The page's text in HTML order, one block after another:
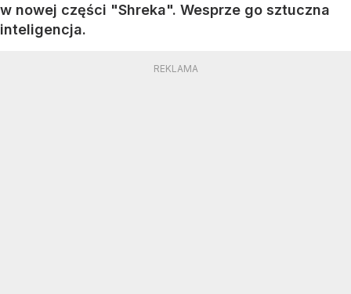
w nowej części "Shreka". Wesprze go sztuczna
inteligencja.